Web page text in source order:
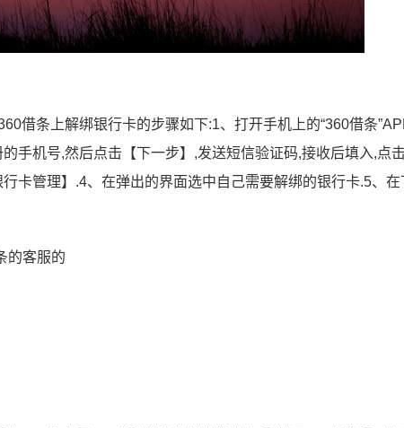
借条上解绑银行卡的步骤如下:1、打开手机上的“360借条
手机号,然后点击【下一步】,发送短信验证码,接收后填入,点
卡管理】.4、在弹出的界面选中自己需要解绑的银行卡.5、在
的客服的